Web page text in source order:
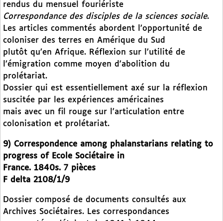
rendus du mensuel fouriériste
Correspondance des disciples de la sciences sociale.
Les articles commentés abordent l’opportunité de
coloniser des terres en Amérique du Sud
plutôt qu’en Afrique. Réflexion sur l’utilité de
l’émigration comme moyen d’abolition du
prolétariat.
Dossier qui est essentiellement axé sur la réflexion
suscitée par les expériences américaines
mais avec un fil rouge sur l’articulation entre
colonisation et prolétariat.
9) Correspondence among phalanstarians relating to
progress of Ecole Sociétaire in
France. 1840s. 7 pièces
F delta 2108/1/9
Dossier composé de documents consultés aux
Archives Sociétaires. Les correspondances